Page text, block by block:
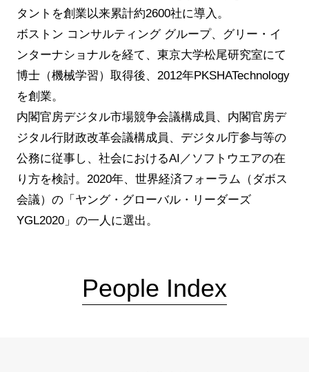
タントを創業以来累計約2600社に導入。
ボストン コンサルティング グループ、グリー・イ
ンターナショナルを経て、東京大学松尾研究室にて
博士（機械学習）取得後、2012年PKSHATechnology
を創業。
内閣官房デジタル市場競争会議構成員、内閣官房デ
ジタル行財政改革会議構成員、デジタル庁参与等の
公務に従事し、社会におけるAI／ソフトウエアの在
り方を検討。2020年、世界経済フォーラム（ダボス
会議）の「ヤング・グローバル・リーダーズ
YGL2020」の一人に選出。
People Index